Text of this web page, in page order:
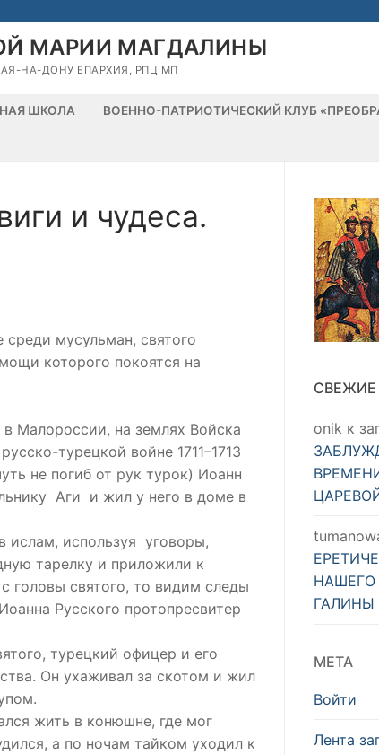
МАРИИ МАГДАЛИНЫ
НА-ДОНУ ЕПАРХИЯ, РПЦ МП
ШКОЛА ВОЕННО-ПАТРИОТИЧЕСКИЙ КЛУБ
и чудеса.
мусульман, святого
которого покоятся на
Малороссии, на землях Войска
турецкой войне 1711–1713
не погиб от рук турок) Иоанн
Аги и жил у него в доме в
ислам, используя уговоры,
тарелку и приложили к
головы святого, то видим следы
Русского протопресвитер
турецкий офицер и его
Он ухаживал за скотом и жил
жить в конюшне, где мог
а по ночам тайком уходил к
onik к
ГАЛИНЫ
МЕТА
Войти
Лента